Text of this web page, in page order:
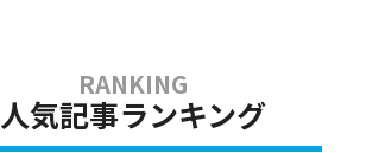
人気記事ランキング